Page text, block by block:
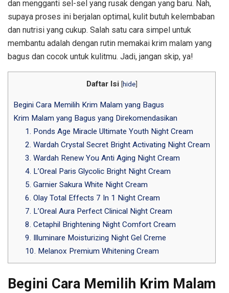
dan mengganti sel-sel yang rusak dengan yang baru. Nah,
supaya proses ini berjalan optimal, kulit butuh kelembaban
dan nutrisi yang cukup. Salah satu cara simpel untuk
membantu adalah dengan rutin memakai krim malam yang
bagus dan cocok untuk kulitmu. Jadi, jangan skip, ya!
Daftar Isi [hide]
Begini Cara Memilih Krim Malam yang Bagus
Krim Malam yang Bagus yang Direkomendasikan
1. Ponds Age Miracle Ultimate Youth Night Cream
2. Wardah Crystal Secret Bright Activating Night Cream
3. Wardah Renew You Anti Aging Night Cream
4. L’Oreal Paris Glycolic Bright Night Cream
5. Garnier Sakura White Night Cream
6. Olay Total Effects 7 In 1 Night Cream
7. L’Oreal Aura Perfect Clinical Night Cream
8. Cetaphil Brightening Night Comfort Cream
9. Illuminare Moisturizing Night Gel Creme
10. Melanox Premium Whitening Cream
Begini Cara Memilih Krim Malam